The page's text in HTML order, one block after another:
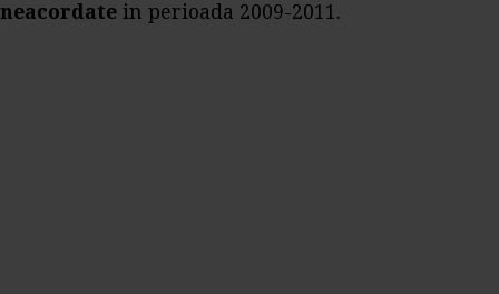
neacordate in perioada 2009-2011.